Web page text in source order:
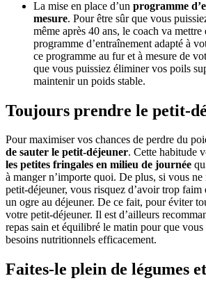
La mise en place d’un programme
mesure. Pour être sûr que vous
même après 40 ans, le coach va mettre
programme d’entraînement adapté à
ce programme au fur et à mesure de
que vous puissiez éliminer vos poils
maintenir un poids stable.
Toujours prendre le petit-
Pour maximiser vos chances de perdre du
de sauter le petit-déjeuner. Cette habitude
les petites fringales en milieu de journée
à manger n’importe quoi. De plus, si vous ne
petit-déjeuner, vous risquez d’avoir trop faim
un ogre au déjeuner. De ce fait, pour éviter
votre petit-déjeuner. Il est d’ailleurs
repas sain et équilibré le matin pour que
besoins nutritionnels efficacement.
Faites-le plein de légumes